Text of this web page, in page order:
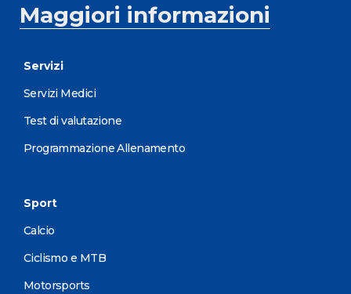
Maggiori informazioni
Servizi
Servizi Medici
Test di valutazione
Programmazione Allenamento
Sport
Calcio
Ciclismo e MTB
Motorsports